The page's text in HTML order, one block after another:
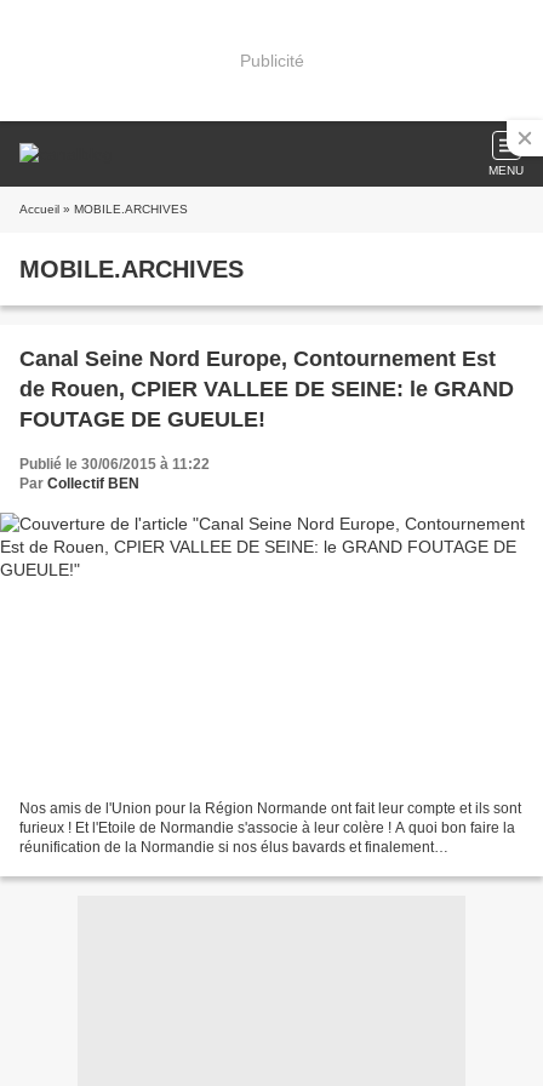
Publicité
MENU
Accueil » MOBILE.ARCHIVES
MOBILE.ARCHIVES
Canal Seine Nord Europe, Contournement Est
de Rouen, CPIER VALLEE DE SEINE: le GRAND
FOUTAGE DE GUEULE!
Publié le 30/06/2015 à 11:22
Par Collectif BEN
Nos amis de l'Union pour la Région Normande ont fait leur compte et ils sont
furieux ! Et l'Etoile de Normandie s'associe à leur colère ! A quoi bon faire la
réunification de la Normandie si nos élus bavards et finalement